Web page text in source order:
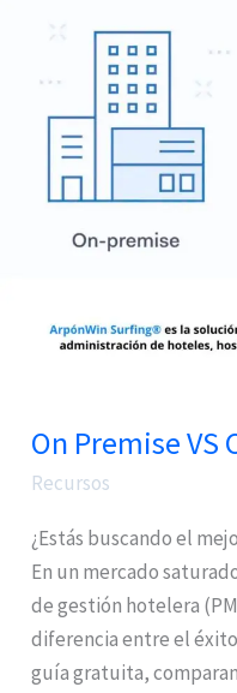
On Premise VS
Recursos
¿Estás buscando el
En un mercado
de gestión hotelera
diferencia entre el
guía gratuita,